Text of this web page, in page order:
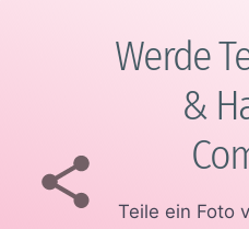
Werde
&
Teile ein Foto